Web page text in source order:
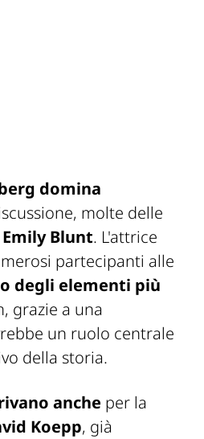
domina
molte delle
Blunt. L'attrice
partecipanti alle
degli elementi più
grazie a una
un ruolo centrale
della storia.
anche per la
Koepp, già